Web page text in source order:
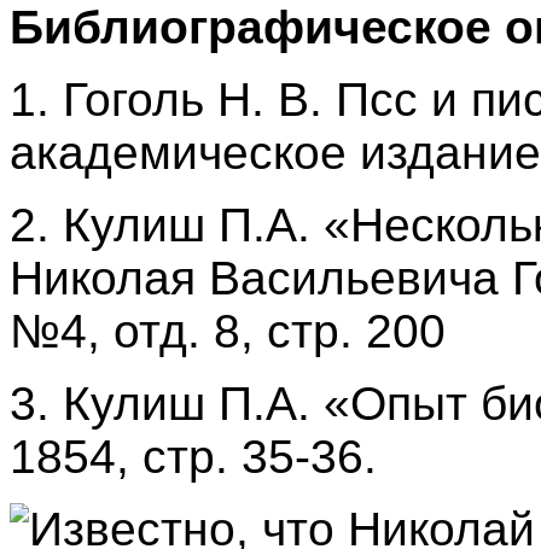
Библиографическое
1. Гоголь Н. В. Псс и
академическое
2. Кулиш П.А.
Николая Васильевича
№4, отд. 8, стр. 200
3. Кулиш П.А. «Опыт
1854, стр. 35-36.
Известно, что